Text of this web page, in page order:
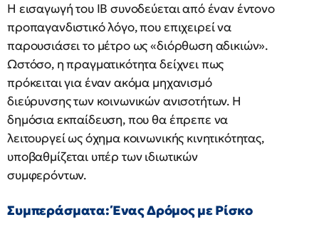
Η εισαγωγή του IB συνοδεύεται από έναν έντονο
προπαγανδιστικό λόγο, που επιχειρεί να
παρουσιάσει το μέτρο ως «διόρθωση αδικιών».
Ωστόσο, η πραγματικότητα δείχνει πως
πρόκειται για έναν ακόμα μηχανισμό
διεύρυνσης των κοινωνικών ανισοτήτων. Η
δημόσια εκπαίδευση, που θα έπρεπε να
λειτουργεί ως όχημα κοινωνικής κινητικότητας,
υποβαθμίζεται υπέρ των ιδιωτικών
συμφερόντων.
Συμπεράσματα: Ένας Δρόμος με Ρίσκο